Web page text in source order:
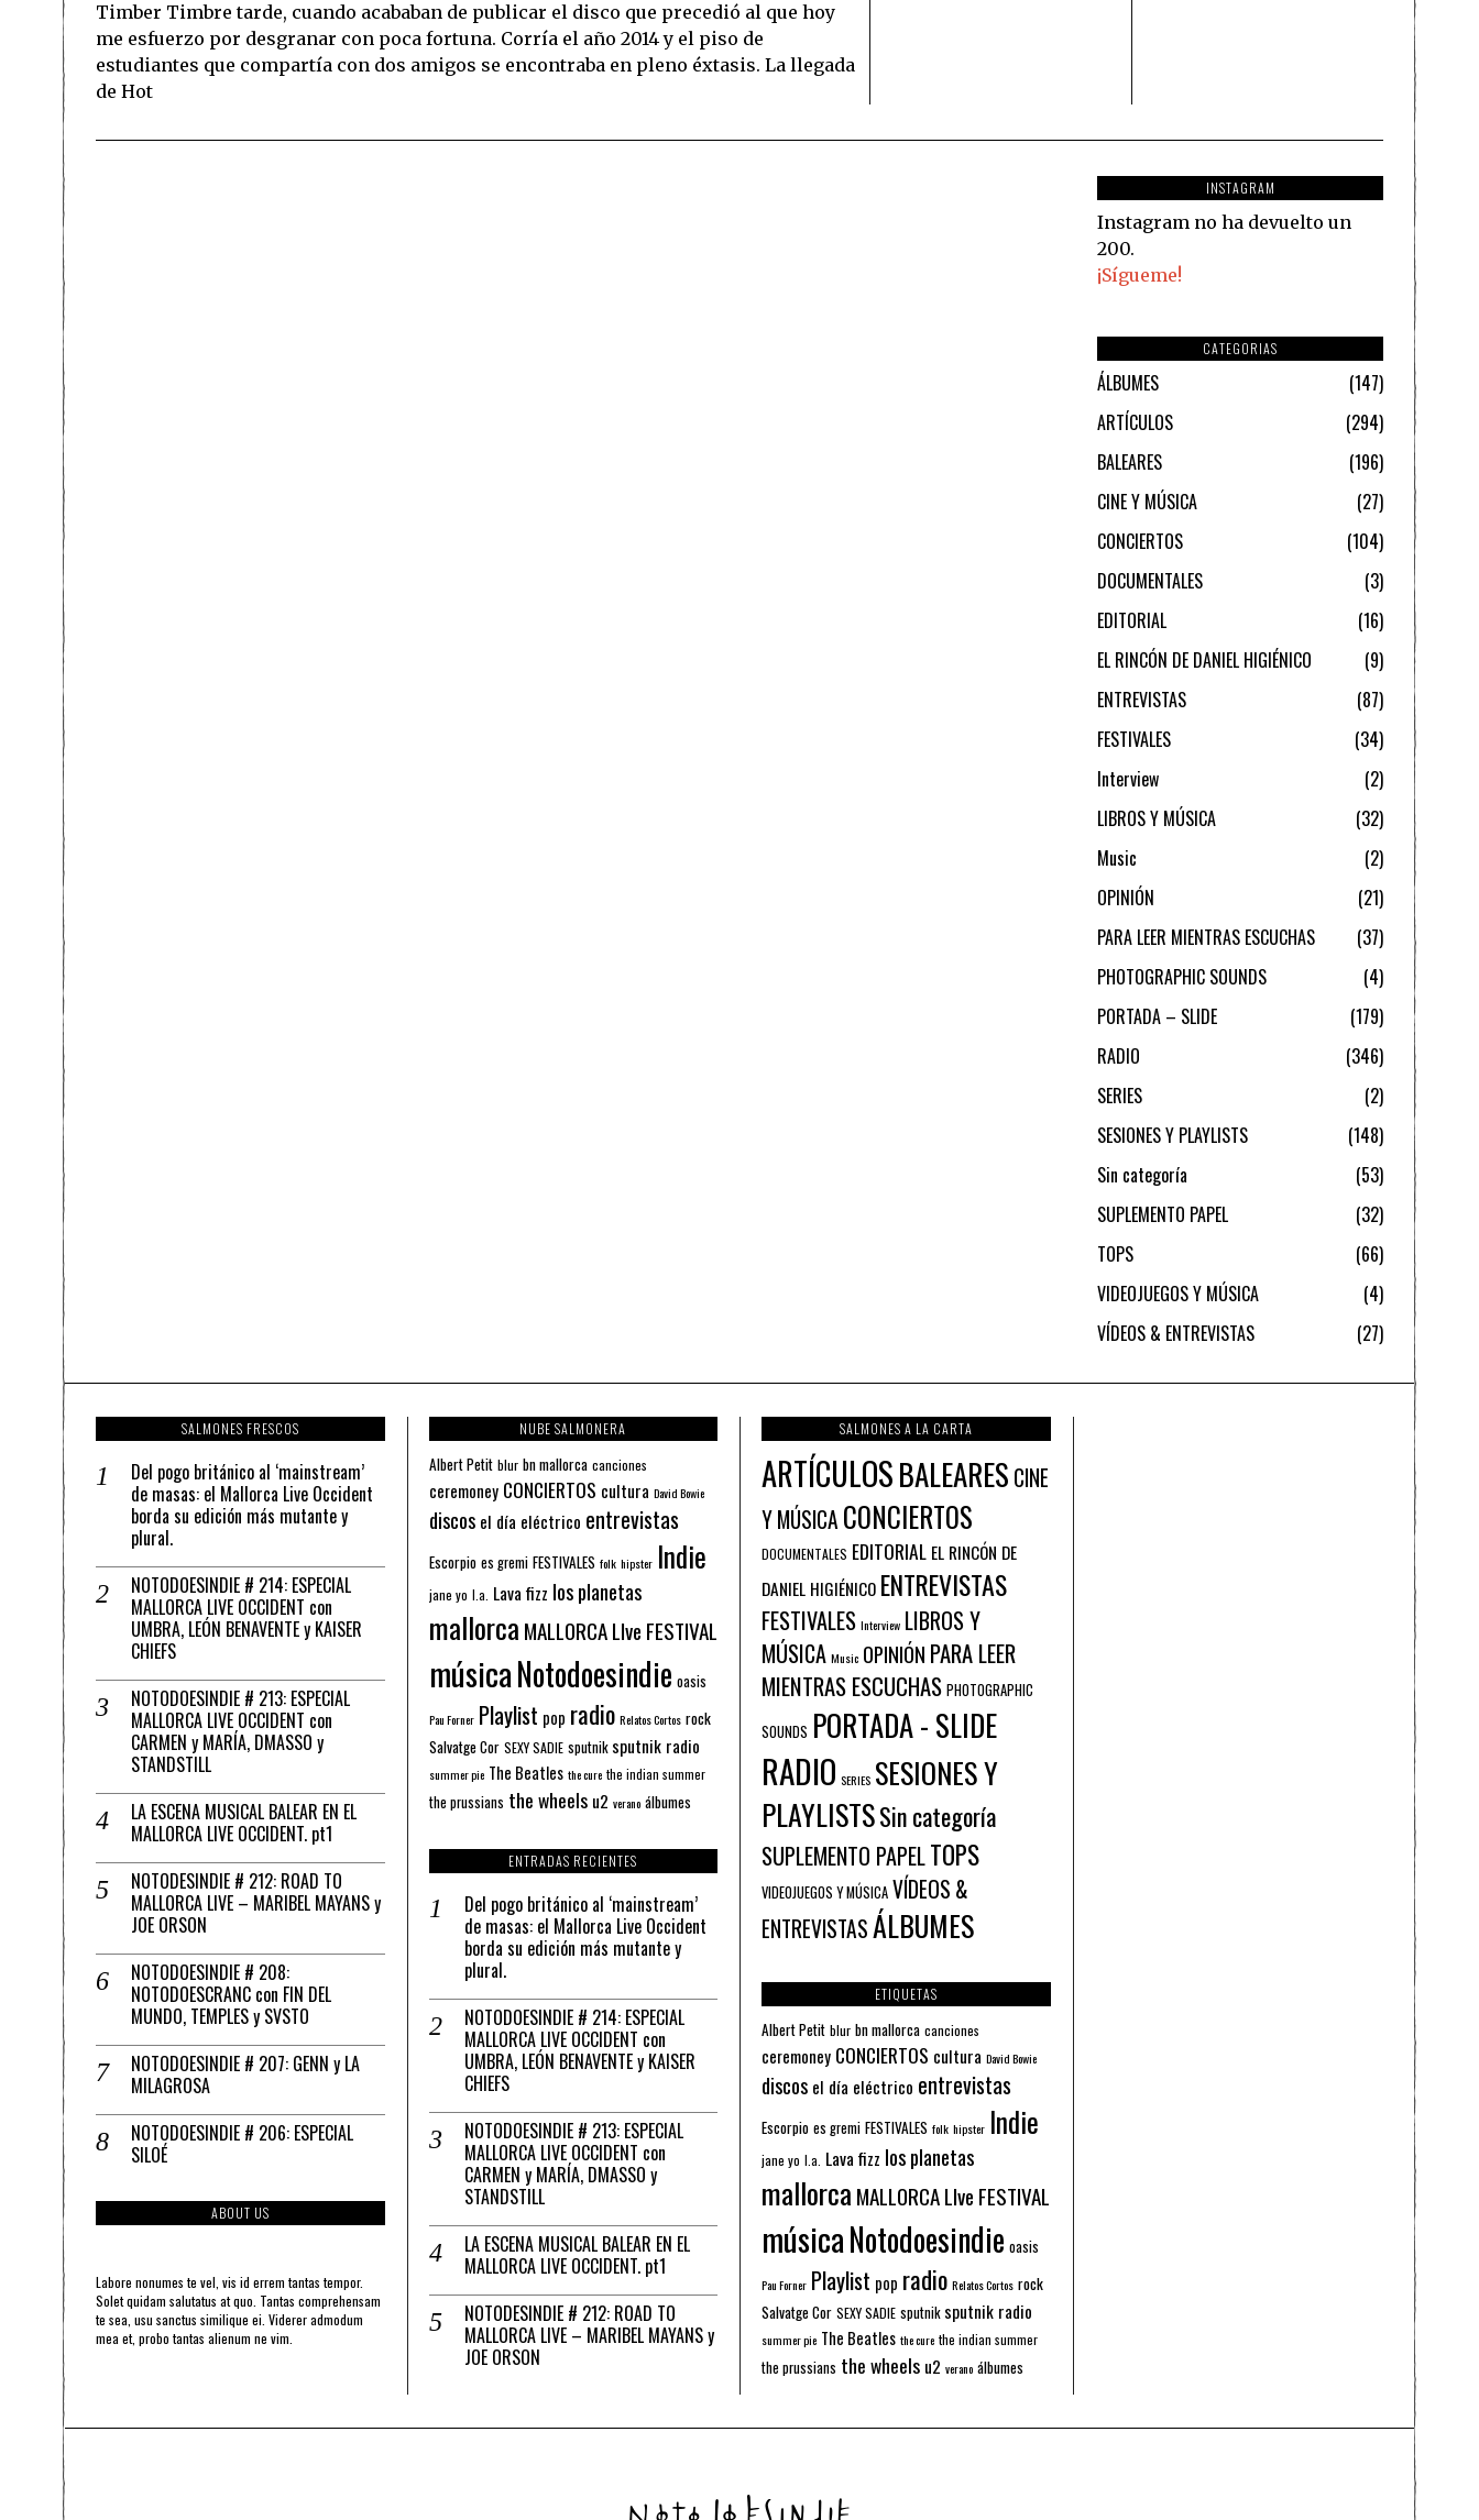
Timber Timbre tarde, cuando acababan de publicar el disco que precedió al que hoy
me esfuerzo por desgranar con poca fortuna. Corría el año 2014 y el piso de
estudiantes que compartía con dos amigos se encontraba en pleno éxtasis. La llegada
de Hot
INSTAGRAM
Instagram no ha devuelto un
200.
¡Sígueme!
CATEGORIAS
ÁLBUMES
147
ARTÍCULOS
294
BALEARES
196
CINE Y MÚSICA
27
CONCIERTOS
104
DOCUMENTALES
3
EDITORIAL
16
EL RINCÓN DE DANIEL HIGIÉNICO
9
ENTREVISTAS
87
FESTIVALES
34
Interview
2
LIBROS Y MÚSICA
32
Music
2
OPINIÓN
21
PARA LEER MIENTRAS ESCUCHAS
37
PHOTOGRAPHIC SOUNDS
4
PORTADA – SLIDE
179
RADIO
346
SERIES
2
SESIONES Y PLAYLISTS
148
Sin categoría
53
SUPLEMENTO PAPEL
32
TOPS
66
VIDEOJUEGOS Y MÚSICA
4
VÍDEOS & ENTREVISTAS
27
SALMONES FRESCOS
Del pogo británico al ‘mainstream’
de masas: el Mallorca Live Occident
borda su edición más mutante y
plural.
NOTODOESINDIE # 214: ESPECIAL
MALLORCA LIVE OCCIDENT con
UMBRA, LEÓN BENAVENTE y KAISER
CHIEFS
NOTODOESINDIE # 213: ESPECIAL
MALLORCA LIVE OCCIDENT con
CARMEN y MARÍA, DMASSO y
STANDSTILL
LA ESCENA MUSICAL BALEAR EN EL
MALLORCA LIVE OCCIDENT. pt1
NOTODESINDIE # 212: ROAD TO
MALLORCA LIVE – MARIBEL MAYANS y
JOE ORSON
NOTODOESINDIE # 208:
NOTODOESCRANC con FIN DEL
MUNDO, TEMPLES y SVSTO
NOTODOESINDIE # 207: GENN y LA
MILAGROSA
NOTODOESINDIE # 206: ESPECIAL
SILOÉ
ABOUT US
Labore nonumes te vel, vis id errem tantas tempor.
Solet quidam salutatus at quo. Tantas comprehensam
te sea, usu sanctus similique ei. Viderer admodum
mea et, probo tantas alienum ne vim.
NUBE SALMONERA
Albert Petit blur bn mallorca canciones
ceremoney CONCIERTOS cultura David Bowie
discos el día eléctrico entrevistas
Escorpio es gremi FESTIVALES folk hipster Indie
jane yo l.a. Lava fizz los planetas
mallorca MALLORCA LIve FESTIVAL
músicaNotodoesindie oasis
Pau Forner Playlist pop radio Relatos Cortos rock
Salvatge Cor SEXY SADIE sputnik sputnik radio
summer pie The Beatles the cure the indian summer
the prussians the wheels u2 verano álbumes
ENTRADAS RECIENTES
Del pogo británico al ‘mainstream’
de masas: el Mallorca Live Occident
borda su edición más mutante y
plural.
NOTODOESINDIE # 214: ESPECIAL
MALLORCA LIVE OCCIDENT con
UMBRA, LEÓN BENAVENTE y KAISER
CHIEFS
NOTODOESINDIE # 213: ESPECIAL
MALLORCA LIVE OCCIDENT con
CARMEN y MARÍA, DMASSO y
STANDSTILL
LA ESCENA MUSICAL BALEAR EN EL
MALLORCA LIVE OCCIDENT. pt1
NOTODESINDIE # 212: ROAD TO
MALLORCA LIVE – MARIBEL MAYANS y
JOE ORSON
SALMONES A LA CARTA
ARTÍCULOSBALEARES CINE
Y MÚSICA CONCIERTOS
DOCUMENTALES EDITORIAL EL RINCÓN DE
DANIEL HIGIÉNICO ENTREVISTAS
FESTIVALES Interview LIBROS Y
MÚSICA Music OPINIÓN PARA LEER
MIENTRAS ESCUCHAS PHOTOGRAPHIC
SOUNDS PORTADA - SLIDE
RADIO SERIES SESIONES Y
PLAYLISTSSin categoría
SUPLEMENTO PAPELTOPS
VIDEOJUEGOS Y MÚSICA VÍDEOS &
ENTREVISTASÁLBUMES
ETIQUETAS
Albert Petit blur bn mallorca canciones
ceremoney CONCIERTOS cultura David Bowie
discos el día eléctrico entrevistas
Escorpio es gremi FESTIVALES folk hipster Indie
jane yo l.a. Lava fizz los planetas
mallorca MALLORCA LIve FESTIVAL
músicaNotodoesindie oasis
Pau Forner Playlist pop radio Relatos Cortos rock
Salvatge Cor SEXY SADIE sputnik sputnik radio
summer pie The Beatles the cure the indian summer
the prussians the wheels u2 verano álbumes